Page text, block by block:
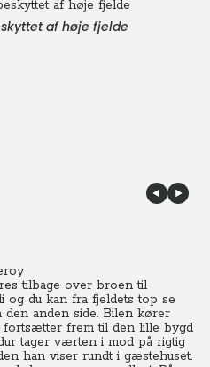
af høje fjelde
tilbage over broen til
og du kan fra fjeldets top se
den anden side. Bilen kører
frem til den lille bygd
tager værten i mod på rigtig
han viser rundt i gæstehuset.